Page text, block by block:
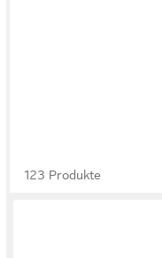
123 Produkte